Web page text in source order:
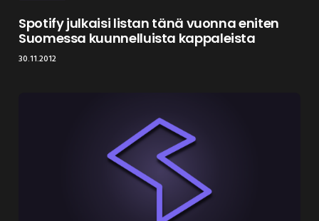
Spotify julkaisi listan tänä vuonna eniten
Suomessa kuunnelluista kappaleista
30.11.2012